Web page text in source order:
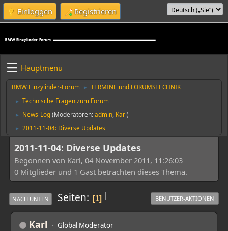
Einloggen Registrieren
Hauptmenü
BMW Einzylinder-Forum ► TERMINE und FORUMSTECHNIK
► Technische Fragen zum Forum
► News-Log(Moderatoren:admin Karl)
► 2011-11-04: Diverse Updates
2011-11-04: Diverse Updates
Begonnen von Karl, 04 November 2011, 11:26:03
0 Mitglieder und 1 Gast betrachten dieses Thema.
|
NACH UNTEN Seiten 1 BENUTZER-AKTIONEN
Karl Global Moderator